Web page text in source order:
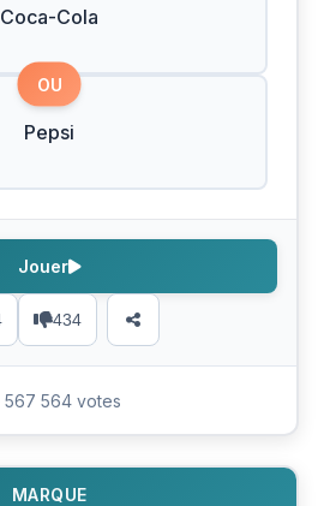
Coca-Cola
OU
Pepsi
434
Jouer
567 564 votes
MARQUE